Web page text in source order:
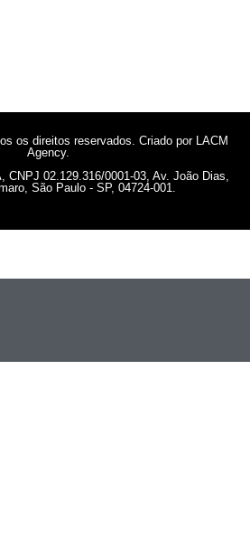
os direitos reservados. Criado por LACM
Agency.
CNPJ 02.129.316/0001-03, Av. João Dias,
São Paulo - SP, 04724-001.